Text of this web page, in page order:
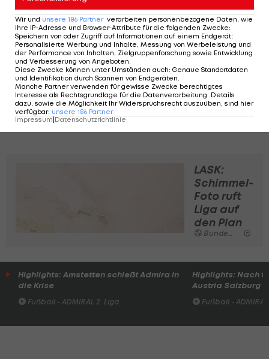
gibt es keinen Spieler auf der Welt, der sich das
ganze Jahr keine Gedanken macht, was da los ist."
Am Ende überwiege aber trotzdem die Freude
auf den Fußball "und soweit das ich an ein
Karriereende gedacht habe, ist es auf jeden Fall
noch nicht - für das bin ich auch noch zu jung", so
der 27-Jährige.
LASK:
Schimmel-
Foto ruft
Liga auf
den Plan
Bundesliga
Highlights: Amstetten schießt Admira in
die Krise
Fußball - ADMIRAL 2. Liga
Highlights: Nach
Austria Salzburg
Fußball -
Wir und unsere 186 Partner verarbeiten personenbezogene Daten, wie
Ihre IP-Adresse und Browser-Attribute für die folgenden Zwecke:
Speichern von oder Zugriff auf Informationen auf einem Endgerät;
Personalisierte Werbung und Inhalte, Messung von Werbeleistung und
der Performance von Inhalten, Zielgruppenforschung sowie Entwicklung
und Verbesserung von Angeboten.
Diese Zwecke können unter Umständen auch: Genaue Standortdaten
und Identifikation durch Scannen von Endgeräten.
Manche Partner verwenden für gewisse Zwecke berechtigtes
Interesse als Rechtsgrundlage für die Datenverarbeitung. Details
dazu, sowie die Möglichkeit Ihr Widerspruchsrecht auszuüben, sind hier
verfügbar: unsere 186 Partner
Impressum Datenschutzrichtlinie